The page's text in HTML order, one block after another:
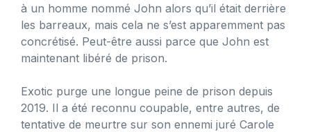
à un homme nommé John alors qu’il était derrière
les barreaux, mais cela ne s’est apparemment pas
concrétisé. Peut-être aussi parce que John est
maintenant libéré de prison.
Exotic purge une longue peine de prison depuis
2019. Il a été reconnu coupable, entre autres, de
tentative de meurtre sur son ennemi juré Carole